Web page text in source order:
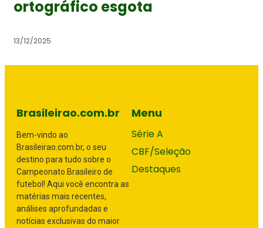
ortográfico esgota
13/12/2025
Brasileirao.com.br
Bem-vindo ao
Brasileirao.com.br, o seu
destino para tudo sobre o
Campeonato Brasileiro de
futebol! Aqui você encontra as
matérias mais recentes,
análises aprofundadas e
notícias exclusivas do maior
Menu
Série A
CBF/Seleção
Destaques